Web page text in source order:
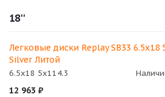
18''
Легковые диски Replay SB33 6.5x18
Silver Литой
6.5x18 5x114.3
12 963 ₽